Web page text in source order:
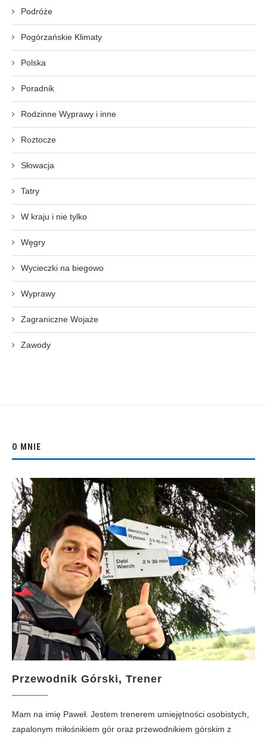
Podróże
Pogórzańskie Klimaty
Polska
Poradnik
Rodzinne Wyprawy i inne
Roztocze
Słowacja
Tatry
W kraju i nie tylko
Węgry
Wycieczki na biegowo
Wyprawy
Zagraniczne Wojaże
Zawody
O MNIE
Przewodnik Górski, Trener
Mam na imię Paweł. Jestem trenerem umiejętności osobistych,
zapalonym miłośnikiem gór oraz przewodnikiem górskim z